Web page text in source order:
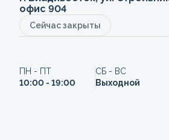
офис 904
Сейчас закрыты
ПН - ПТ
10:00 - 19:00
СБ - ВС
Выходной